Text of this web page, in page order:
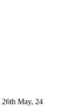
26th May, 24